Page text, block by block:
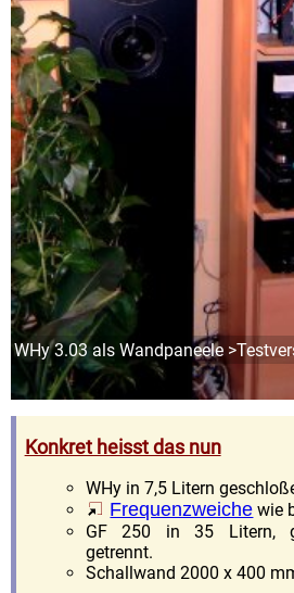
WHy 3.03 als Wandpaneele
Konkret heisst das nun
WHy in 7,5 Litern
Frequenzweiche wie
GF 250 in 35 Litern,
getrennt.
Schallwand 2000 x 400